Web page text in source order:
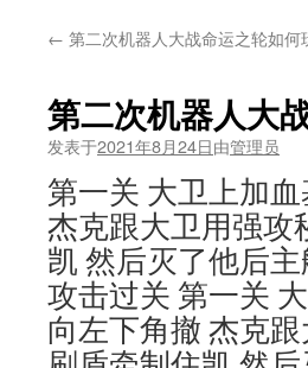
← 第二次机器人大战命运之轮如何
第二次机器人大
发表于2021年8月24日由管理员
第一关 大卫上加
杰克跟大卫用强攻
凯 然后灭了他后
攻击过关 第一关
向左下角撤 杰克